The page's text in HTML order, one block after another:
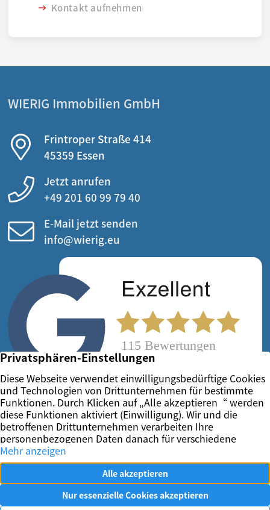
Kontakt aufnehmen
WIERIG Immobilien GmbH
Frintroper Straße 414
45359 Essen
Jetzt anrufen
+49 201 60 99 79 40
E-Mail jetzt senden
info@wierig.eu
Vertrag widerrufen
Kontakt
Ihr Immobilienmakler in Essen